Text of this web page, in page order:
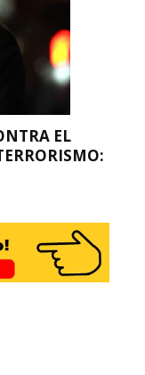
EL